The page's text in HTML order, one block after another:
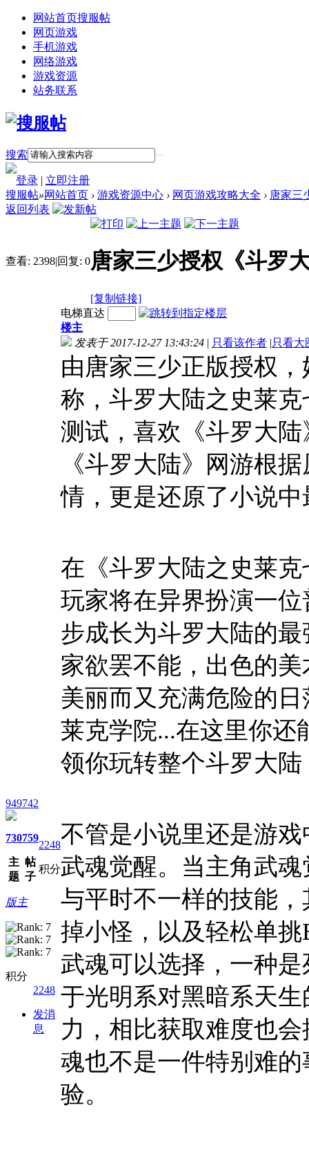
网站首页搜服帖
网页游戏
手机游戏
网络游戏
游戏资源
站务联系
搜索
登录 | 立即注册
搜服帖»网站首页 › 游戏资源中心 › 网页游戏攻略大全 › 唐家三
返回列表
查看: 2398|回复: 0唐家三少授权《斗罗
[复制链接]
949742
730
主
题
759
帖
子
2248
积分
版主
积分
2248
发消
息
电梯直达
楼主
发表于 2017-12-27 13:43:24 | 只看该作者 |只看大
由唐家三少正版授权
称，斗罗大陆之史莱
测试，喜欢《斗罗大
《斗罗大陆》网游根
情，更是还原了小说
在《斗罗大陆之史莱
玩家将在异界扮演一
步成长为斗罗大陆的
家欲罢不能，出色的
美丽而又充满危险的
莱克学院...在这里你还
领你玩转整个斗罗大
不管是小说里还是游
武魂觉醒。当主角武
与平时不一样的技能
掉小怪，以及轻松单
武魂可以选择，一种
于光明系对黑暗系天
力，相比获取难度也
魂也不是一件特别难
验。